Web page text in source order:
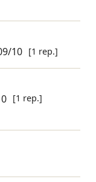
10 [1 rep.]
[1 rep.]